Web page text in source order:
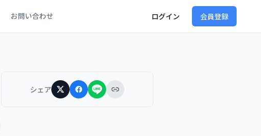
お問い合わせ ログイン 会員登録
シェア